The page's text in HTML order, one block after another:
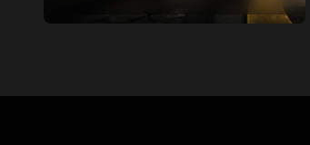
Vencer ou Apenas em